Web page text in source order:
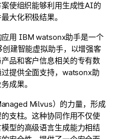
使组织能够利用生成性AI的
大化积极结果。
用 IBM watsonx助手是一个
建智能虚拟助手，以增强客
品和客户信息相关的专有数
提供全面支持，watsonx助
成果。
Milvus）的力量，形成
支柱。这种协同作用不仅使
型的高级语言生成能力相结